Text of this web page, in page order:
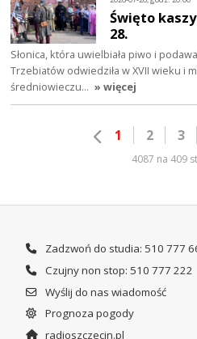
Święto
28.
Słonica, która uwielbiała piwo i
Trzebiatów odwiedziła w XVII wieku i
średniowieczu… » więcej
1 2 3
4087 na 409
Zadzwoń do studia: 510 777
Czujny non stop: 510 777 222
Wyślij do nas wiadomość
Prognoza pogody
radioszczecin.pl